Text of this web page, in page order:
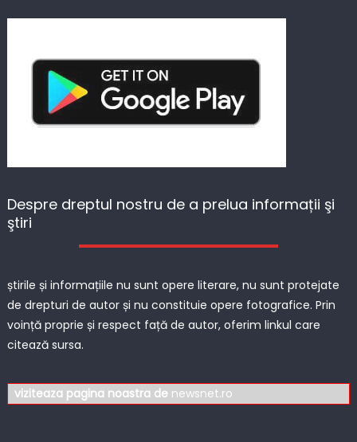
Despre dreptul nostru de a prelua informații şi
ştiri
știrile și informațiile nu sunt opere literare, nu sunt protejate
de drepturi de autor și nu constituie opere fotografice. Prin
voință proprie și respect față de autor, oferim linkul care
citează sursa.
viziteaza pagina noastra de newsnet.ro